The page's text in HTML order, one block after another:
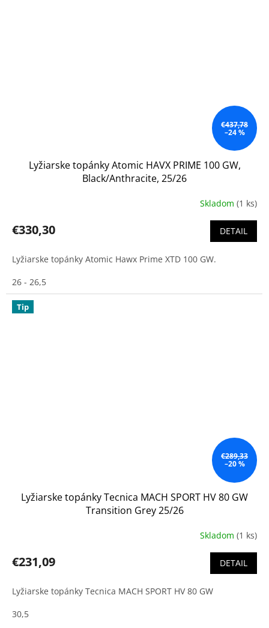
€437,78
–24 %
Lyžiarske topánky Atomic HAVX PRIME 100 GW,
Black/Anthracite, 25/26
Skladom (1 ks)
€330,30 DETAIL
Lyžiarske topánky Atomic Hawx Prime XTD 100 GW.
26 - 26,5
Tip
€289,33
–20 %
Lyžiarske topánky Tecnica MACH SPORT HV 80 GW
Transition Grey 25/26
Skladom (1 ks)
€231,09 DETAIL
Lyžiarske topánky Tecnica MACH SPORT HV 80 GW
30,5